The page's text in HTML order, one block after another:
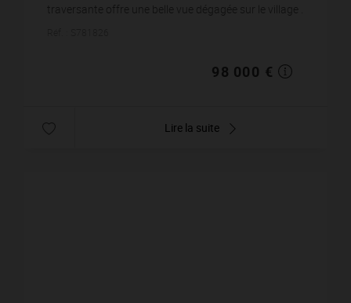
traversante offre une belle vue dégagée sur le village .
98 000 €
Lire la suite